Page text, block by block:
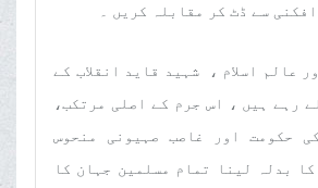
سے ڈٹ کر مقابلہ کریں ۔
عالم اسلام ، شہید قاید انقلاب کے
رہے ہیں ، اس جرم کے اصلی مرتکب،
حکومت اور غاصب صہیونی منحوس
بدلہ لینا تمام مسلمین جہان کا